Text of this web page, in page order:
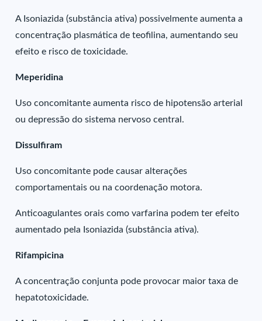
A Isoniazida (substância ativa) possivelmente aumenta a
concentração plasmática de teofilina, aumentando seu
efeito e risco de toxicidade.
Meperidina
Uso concomitante aumenta risco de hipotensão arterial
ou depressão do sistema nervoso central.
Dissulfiram
Uso concomitante pode causar alterações
comportamentais ou na coordenação motora.
Anticoagulantes orais como varfarina podem ter efeito
aumentado pela Isoniazida (substância ativa).
Rifampicina
A concentração conjunta pode provocar maior taxa de
hepatotoxicidade.